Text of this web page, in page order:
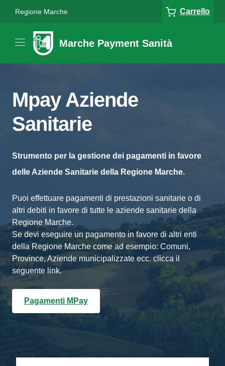
Regione Marche Carrello
Marche Payment Sanità
Mpay Aziende
Sanitarie
Strumento per la gestione dei pagamenti in favore
delle Aziende Sanitarie della Regione Marche.
Puoi effettuare pagamenti di prestazioni sanitarie o di
altri debiti in favore di tutte le aziende sanitarie della
Regione Marche.
Se devi eseguire un pagamento in favore di altri enti
della Regione Marche come ad esempio: Comuni,
Province, Aziende municipalizzate ecc. clicca il
seguente link.
Pagamenti MPay